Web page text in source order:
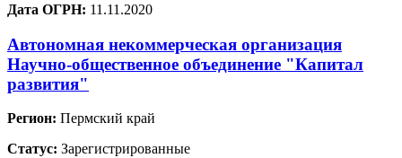
Дата ОГРН: 11.11.2020
Автономная некоммерческая организация
Научно-общественное объединение "Капитал
развития"
Регион: Пермский край
Статус: Зарегистрированные